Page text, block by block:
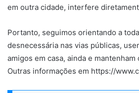
em outra cidade, interfere
Portanto, seguimos orientando a
desnecessária nas vias públicas,
amigos em casa, ainda e
Outras informações em https://